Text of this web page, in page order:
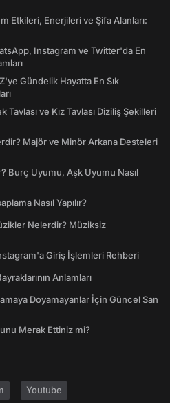
Etkileri, Enerjileri ve Şifa Alanları:
Instagram ve Twitter'da En
Gündelik Hayatta En Sık
Tavlası ve Kız Tavlası Diziliş Şekilleri
Majör ve Minör Arkana Desteleri
Burç Uyumu, Aşk Uyumu Nasıl
Nasıl Yapılır?
Nelerdir? Müziksiz
Giriş İşlemleri Rehberi
Anlamları
Doyamayanlar İçin Güncel San
Merak Ettiniz mi?
Youtube